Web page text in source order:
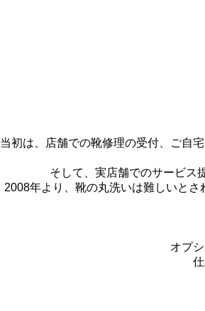
当初は、店舗での靴修理の受付、ご自
そして、実店舗でのサービス
2008年より、靴の丸洗いは難しいと
オプ